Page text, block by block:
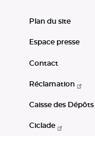
Plan du site
Espace presse
Contact
Réclamation
Caisse des Dépôts
Ciclade